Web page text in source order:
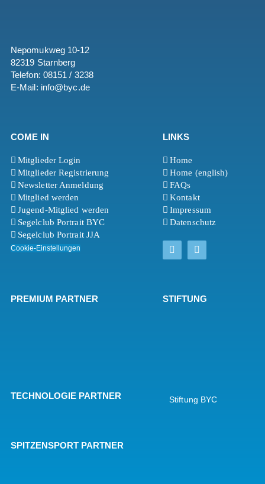
Nepomukweg 10-12
82319 Starnberg
Telefon: 08151 / 3238
E-Mail: info@byc.de
COME IN
Mitglieder Login
Mitglieder Registrierung
Newsletter Anmeldung
Mitglied werden
Jugend-Mitglied werden
Segelclub Portrait BYC
Segelclub Portrait JJA
Cookie-Einstellungen
LINKS
Home
Home (english)
FAQs
Kontakt
Impressum
Datenschutz
PREMIUM PARTNER
TECHNOLOGIE PARTNER
SPITZENSPORT PARTNER
STIFTUNG
Stiftung BYC